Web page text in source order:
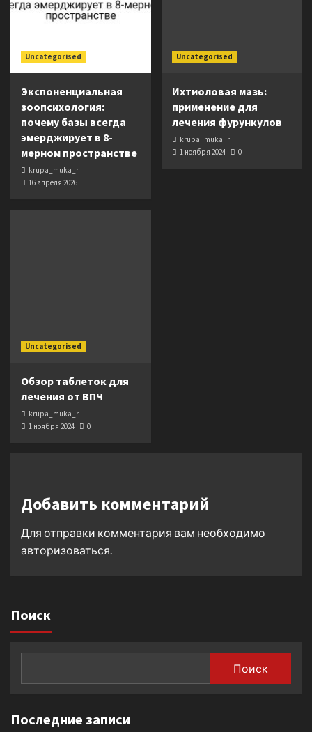
Uncategorised
Экспоненциальная
зоопсихология:
почему базы всегда
эмерджирует в 8-
мерном пространстве
krupa_muka_r
16 апреля 2026
Uncategorised
Ихтиоловая мазь:
применение для
лечения фурункулов
krupa_muka_r
1 ноября 2024
0
Uncategorised
Обзор таблеток для
лечения от ВПЧ
krupa_muka_r
1 ноября 2024
0
Добавить комментарий
Для отправки комментария вам необходимо
авторизоваться.
Поиск
Поиск
Последние записи